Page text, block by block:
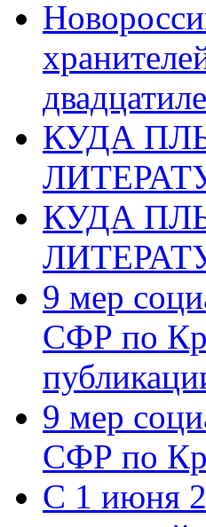
КУДА
КУДА
9 мер
СФР по
9 мер
СФР по
С 1 июня